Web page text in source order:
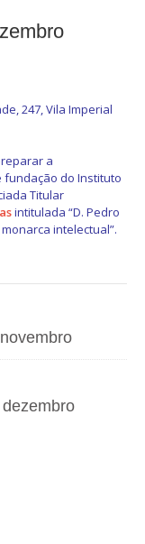
247, Vila Imperial
a
fundação do Instituto
Titular
intitulada “D. Pedro
intelectual”.